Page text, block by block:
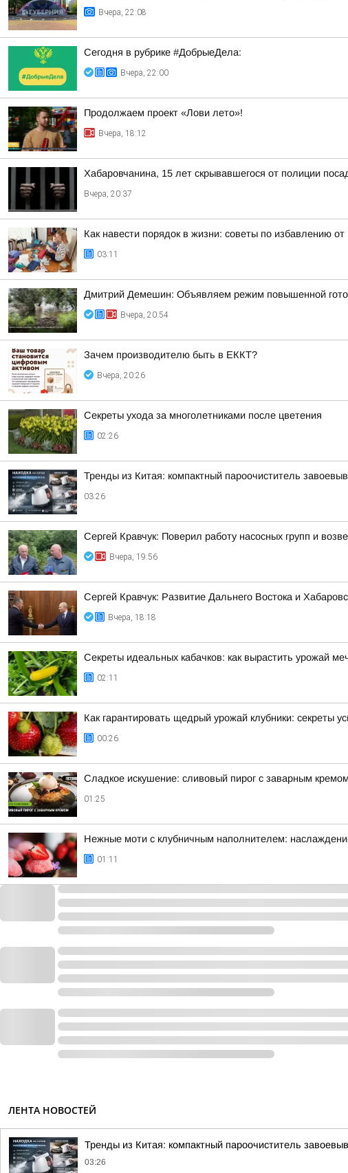
Вчера, 22:08
Сегодня в рубрике #ДобрыеДела:
Вчера, 22:00
Продолжаем проект «Лови лето»!
Вчера, 18:12
Хабаровчанина, 15 лет скрывавшегося от полиции
Вчера, 20:37
Как навести порядок в жизни: советы по избавлению от
03:11
Дмитрий Демешин: Объявляем режим повышенной
Вчера, 20:54
Зачем производителю быть в ЕККТ?
Вчера, 20:26
Секреты ухода за многолетниками после цветения
02:26
Тренды из Китая: компактный пароочиститель
03:26
Сергей Кравчук: Поверил работу насосных групп и
Вчера, 19:56
Сергей Кравчук: Развитие Дальнего Востока и
Вчера, 18:18
Секреты идеальных кабачков: как вырастить урожай
02:11
Как гарантировать щедрый урожай клубники: секреты
00:26
Сладкое искушение: сливовый пирог с заварным кремом
01:25
Нежные моти с клубничным наполнителем:
01:11
ЛЕНТА НОВОСТЕЙ
Тренды из Китая: компактный пароочиститель
03:26